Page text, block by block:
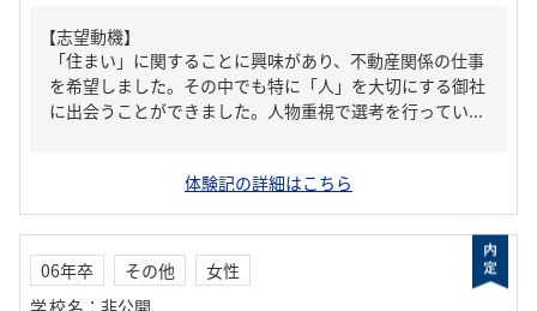
【志望動機】
「住まい」に関することに興味があり、不動産関係の仕事
を希望しました。その中でも特に「人」を大切にする御社
に出会うことができました。人物重視で選考を行ってい...
体験記の詳細はこちら
06年卒 その他
女性
学校名 ： 非公開